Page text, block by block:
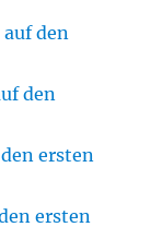
den
den
ersten
ersten